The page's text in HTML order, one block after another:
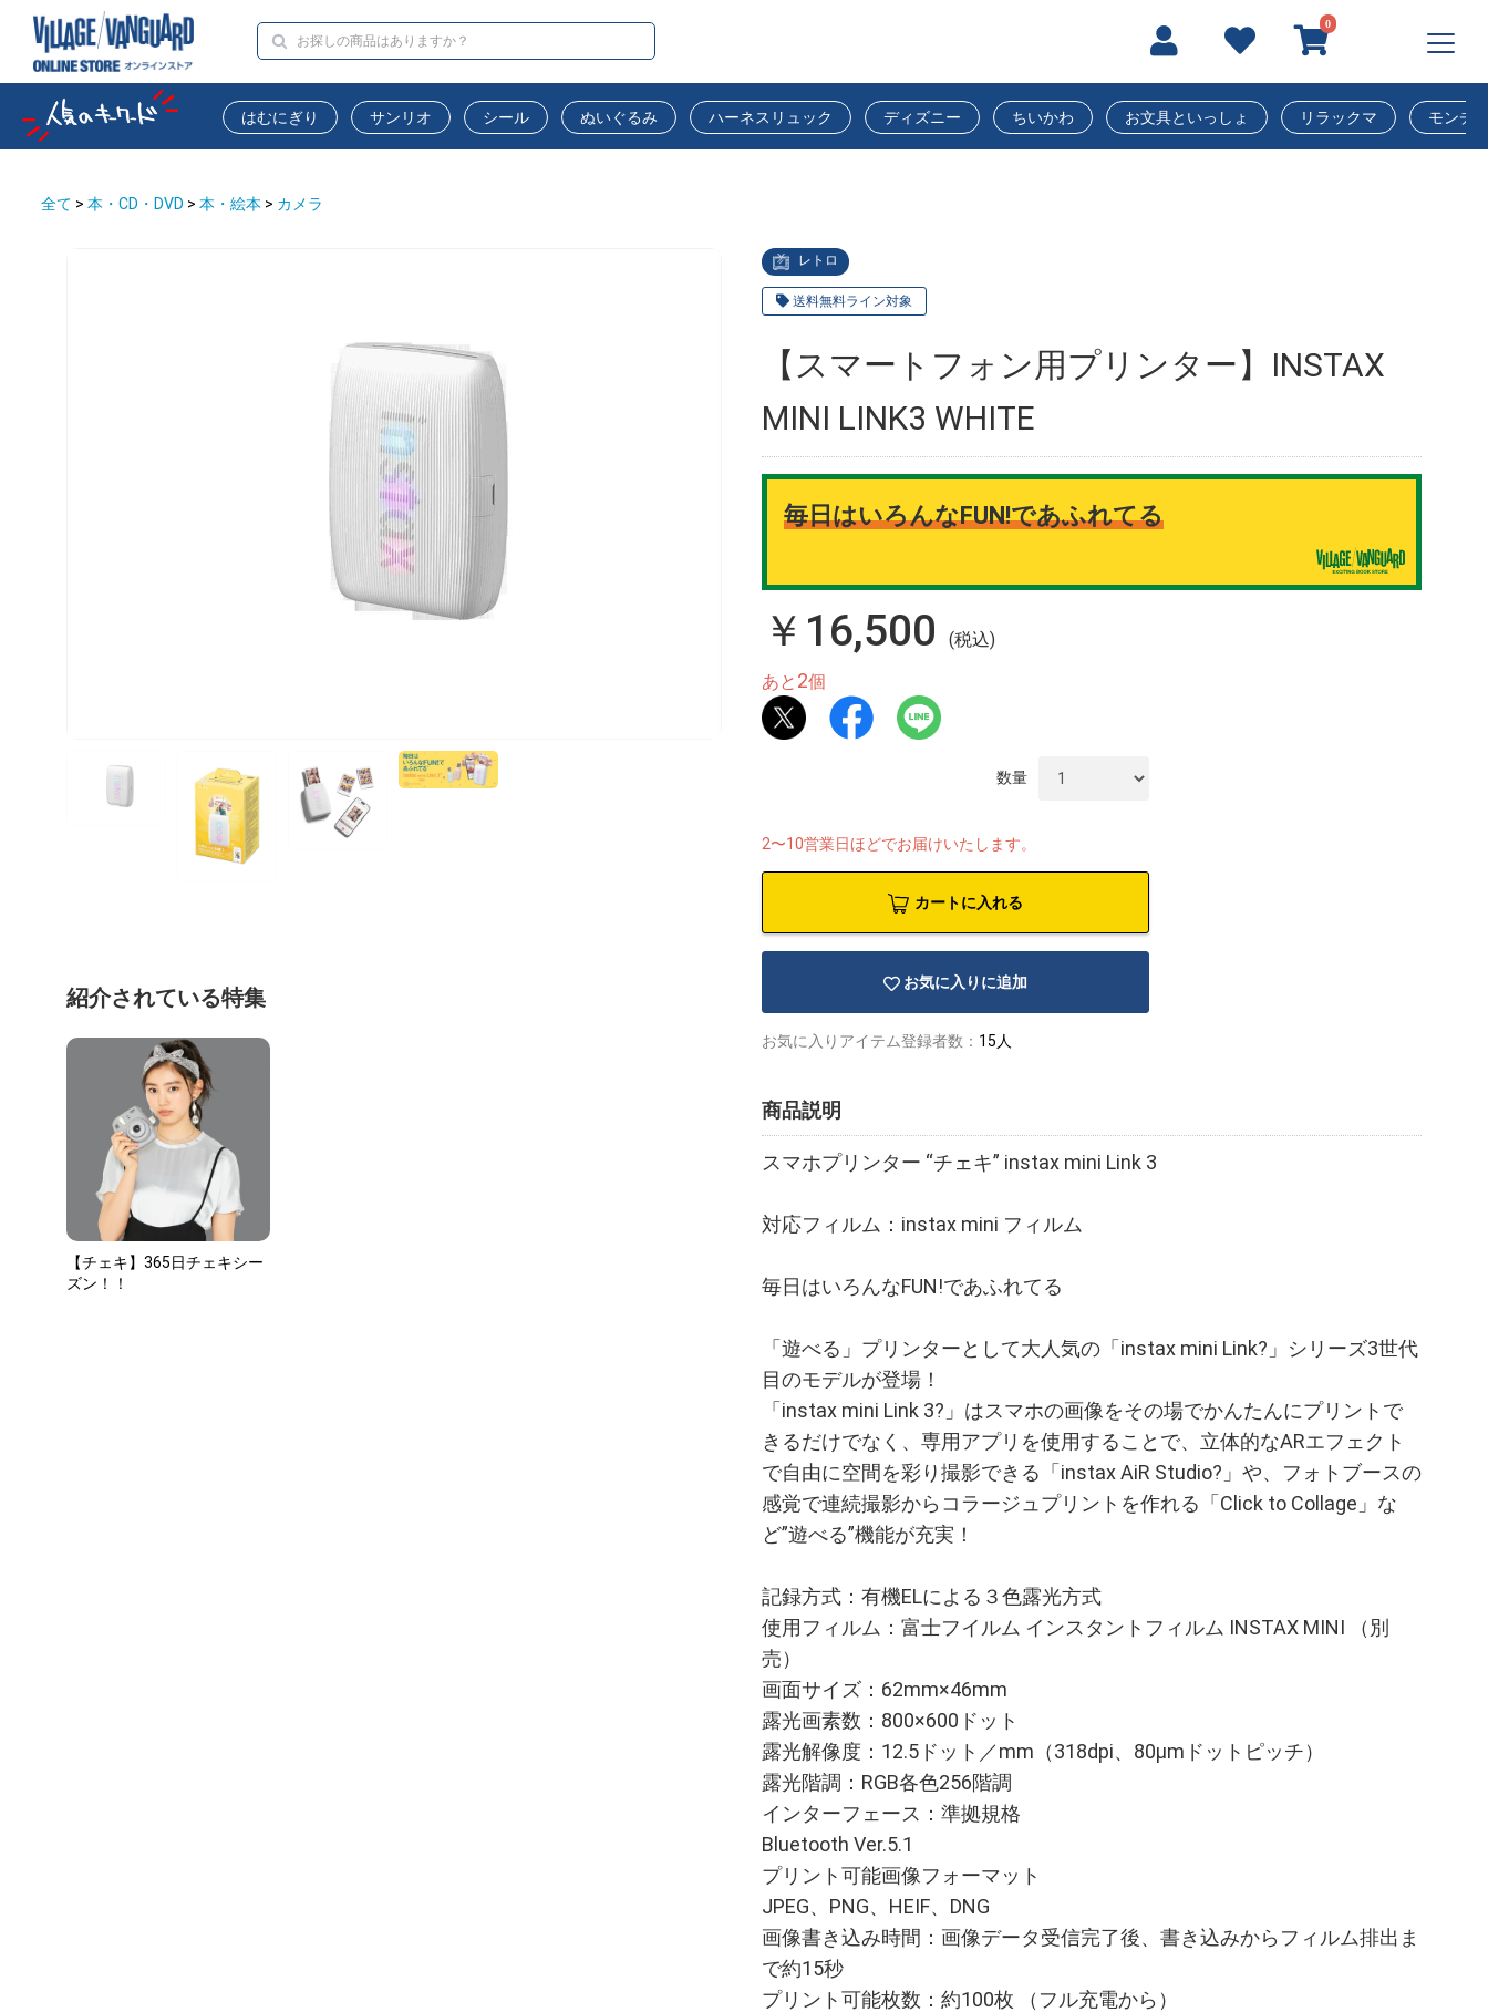
0
はむにぎり サンリオ シール ぬいぐるみ ハーネスリュック ディズニー ちいかわ お文具といっしょ リラックマ モンチ
全て > 本・CD・DVD > 本・絵本 > カメラ
レトロ
送料無料ライン対象
【スマートフォン用プリンター】INSTAX
MINI LINK3 WHITE
毎日はいろんなFUN!であふれてる
￥16,500
(税込)
あと 2個
数量
2〜10営業日ほどでお届けいたします。
カートに入れる
お気に入りに追加
お気に入りアイテム登録者数： 15人
商品説明
スマホプリンター “チェキ” instax mini Link 3
対応フィルム：instax mini フィルム
毎日はいろんなFUN!であふれてる
「遊べる」プリンターとして大人気の「instax mini Link?」シリーズ3世代
目のモデルが登場！
「instax mini Link 3?」はスマホの画像をその場でかんたんにプリントで
きるだけでなく、専用アプリを使用することで、立体的なARエフェクト
で自由に空間を彩り撮影できる「instax AiR Studio?」や、フォトブースの
感覚で連続撮影からコラージュプリントを作れる「Click to Collage」な
ど”遊べる”機能が充実！
記録方式：有機ELによる３色露光方式
使用フィルム：富士フイルム インスタントフィルム INSTAX MINI （別
売）
画面サイズ：62mm×46mm
露光画素数：800×600ドット
露光解像度：12.5ドット／mm（318dpi、80μmドットピッチ）
露光階調：RGB各色256階調
インターフェース：準拠規格
Bluetooth Ver.5.1
プリント可能画像フォーマット
JPEG、PNG、HEIF、DNG
画像書き込み時間：画像データ受信完了後、書き込みからフィルム排出ま
で約15秒
プリント可能枚数：約100枚 （フル充電から）
紹介されている特集
【チェキ】365日チェキシー
ズン！！